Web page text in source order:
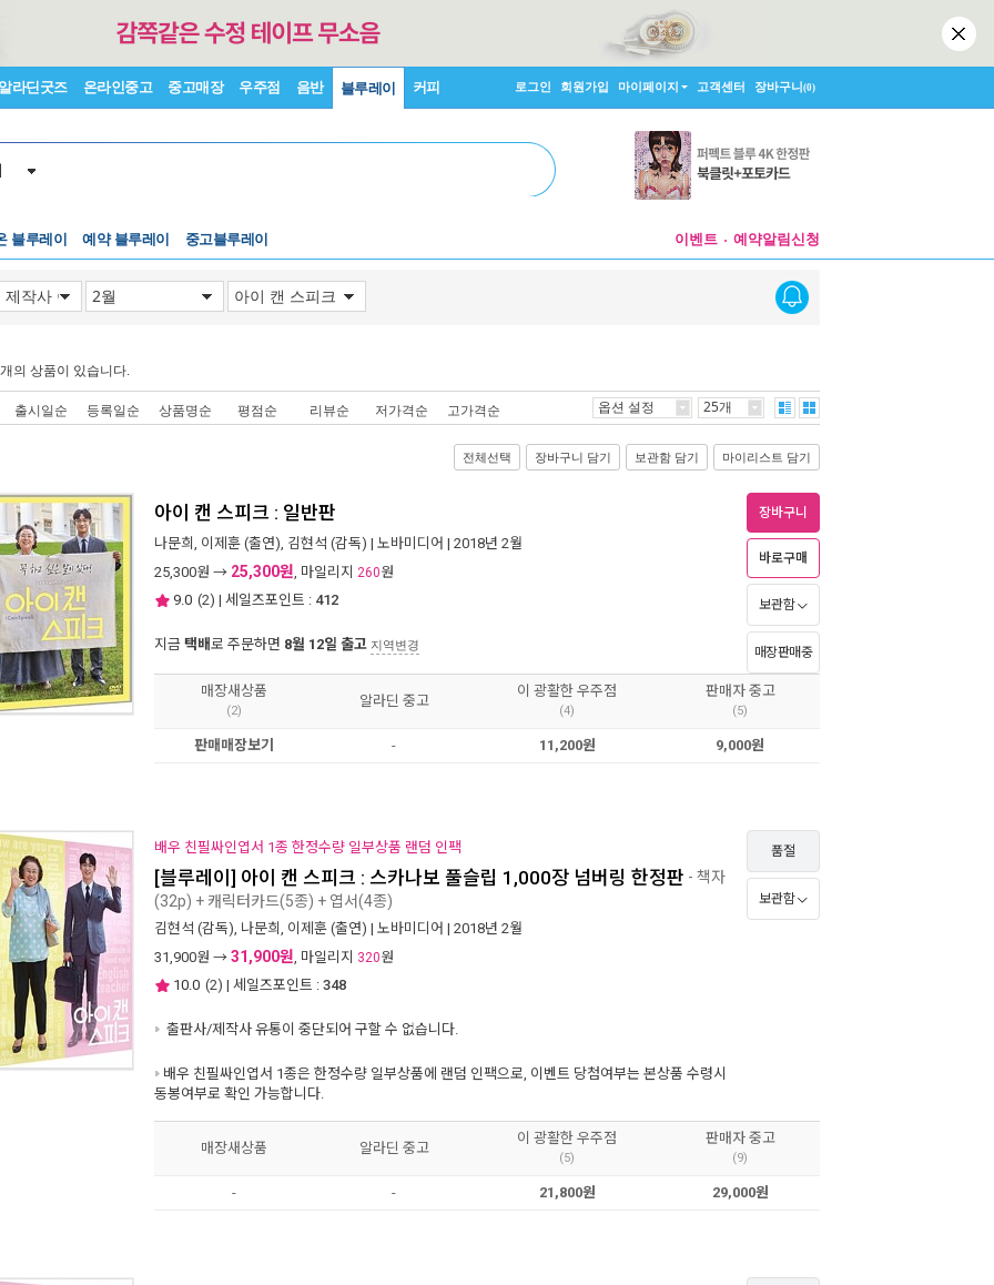
라딘굿즈 온라인중고 중고매장 우주점 음반 블루레이 커피 로그인 회원가입 마이페이지 고객센터 장바구니(0)
블루레이 예약 블루레이 중고블루레이 이벤트 예약알림신청
개의 상품이 있습니다.
출시일순 등록일순 상품명순 평점순 리뷰순 저가격순 고가격순 옵션 설정 25개
전체선택 장바구니 담기 보관함 담기 마이리스트 담기
아이 캔 스피크 : 일반판
나문희 , 이제훈 (출연), 김현석 (감독) | 노바미디어 | 2018년 2월
25,300원 → 25,300원, 마일리지 260원
9.0 (2) | 세일즈포인트 : 412
지금 택배로 주문하면 8월 12일 출고 지역변경
장바구니
바로구매
보관함
매장판매중
매장새상품
(2)
알라딘 중고
이 광활한 우주점
(4)
판매자 중고
(5)
판매매장보기 - 11,200원 9,000원
배우 친필싸인엽서 1종 한정수량 일부상품 랜덤 인팩
[블루레이] 아이 캔 스피크 : 스카나보 풀슬립 1,000장 넘버링 한정판 - 책자
(32p) + 캐릭터카드(5종) + 엽서(4종)
김현석 (감독), 나문희 , 이제훈 (출연) | 노바미디어 | 2018년 2월
31,900원 → 31,900원, 마일리지 320원
10.0 (2) | 세일즈포인트 : 348
출판사/제작사 유통이 중단되어 구할 수 없습니다.
배우 친필싸인엽서 1종은 한정수량 일부상품에 랜덤 인팩으로, 이벤트 당첨여부는 본상품 수령시
동봉여부로 확인 가능합니다.
품절
보관함
매장새상품 알라딘 중고
이 광활한 우주점
(5)
판매자 중고
(9)
- - 21,800원 29,000원